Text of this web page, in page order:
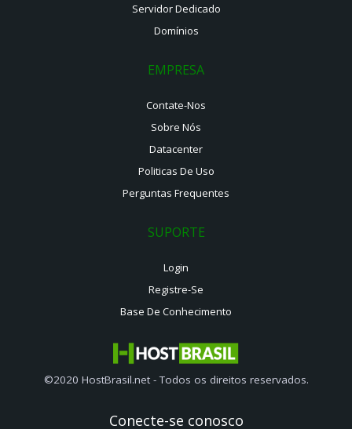
Servidor Dedicado
Domínios
EMPRESA
Contate-Nos
Sobre Nós
Datacenter
Politicas De Uso
Perguntas Frequentes
SUPORTE
Login
Registre-Se
Base De Conhecimento
©2020 HostBrasil.net - Todos os direitos reservados.
Conecte-se conosco